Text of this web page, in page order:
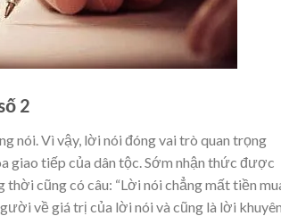
2
nói. Vì vậy, lời nói đóng vai trò quan trọng
giao tiếp của dân tộc. Sớm nhận thức được
thời cũng có câu: “Lời nói chẳng mất tiền
về giá trị của lời nói và cũng là lời